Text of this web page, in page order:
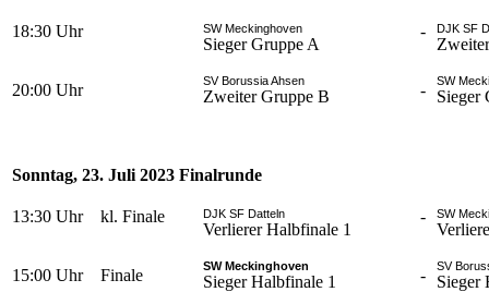
18:30 Uhr
20:00 Uhr
SW Meckinghoven
Sieger Gruppe A
SV Borussia Ahsen
Zweiter Gruppe B
-
-
DJK SF
SW
Sieger
Sonntag, 23. Juli 2023 Finalrunde
13:30 Uhr
15:00 Uhr
kl. Finale
Finale
DJK SF Datteln
Verlierer Halbfinale 1
SW Meckinghoven
Sieger Halbfinale 1
-
-
SW
SV
Sieger